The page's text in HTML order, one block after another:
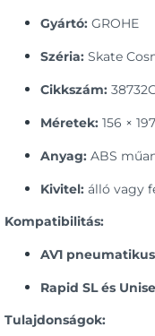
Gyártó: GROHE
Széria: Skate
Cikkszám:
Méretek: 156 ×
Anyag: ABS
Kivitel: álló vagy
Kompatibilitás:
AV1
Rapid SL és
Tulajdonságok: